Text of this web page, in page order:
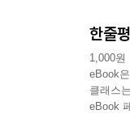
한줄평
1,000원
eBook
클래스
eBook